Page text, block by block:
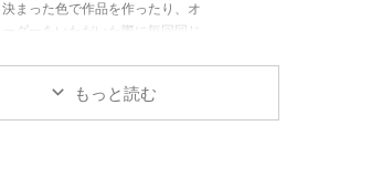
ンドルは、基本的に次のような流
決まった色で作品を作ったり、オ
ーダーをいただいた際に毎回同じ
っとサンプルを見ながら一滴ずつ
色を確かめて作っていたと思いま
もっと読む